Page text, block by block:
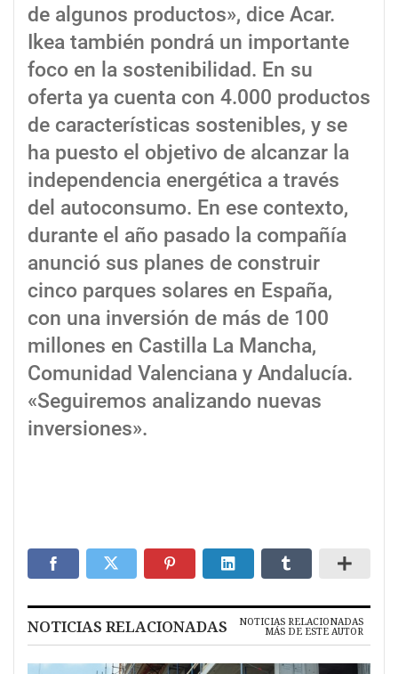
de algunos productos», dice Acar.
Ikea también pondrá un importante
foco en la sostenibilidad. En su
oferta ya cuenta con 4.000 productos
de características sostenibles, y se
ha puesto el objetivo de alcanzar la
independencia energética a través
del autoconsumo. En ese contexto,
durante el año pasado la compañía
anunció sus planes de construir
cinco parques solares en España,
con una inversión de más de 100
millones en Castilla La Mancha,
Comunidad Valenciana y Andalucía.
«Seguiremos analizando nuevas
inversiones».
NOTICIAS RELACIONADAS NOTICIAS RELACIONADAS
MÁS DE ESTE AUTOR